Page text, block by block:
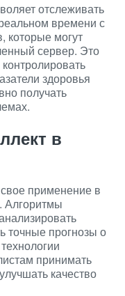
отслеживать
времени с
которые могут
сервер. Это
здоровья
получать
в
применение в
Алгоритмы
точные прогнозы о
принимать
качество